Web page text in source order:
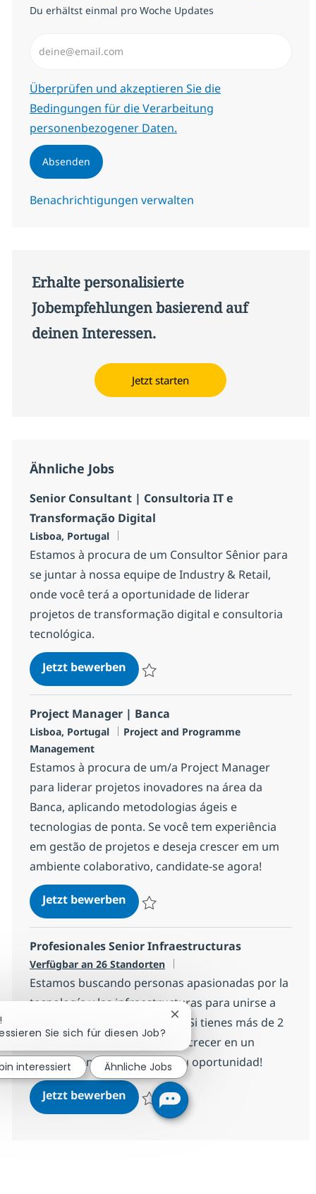
Du erhältst einmal pro Woche Updates
Erforderlich
Überprüfen und akzeptieren Sie die
Bedingungen für die Verarbeitung
personenbezogener Daten.
Absenden
Benachrichtigungen verwalten
Erhalte personalisierte
Jobempfehlungen basierend auf
deinen Interessen.
Jetzt starten
Ähnliche Jobs
Senior Consultant | Consultoria IT e
Transformação Digital
Standort
Lisboa, Portugal
Estamos à procura de um Consultor Sênior para
se juntar à nossa equipe de Industry & Retail,
onde você terá a oportunidade de liderar
projetos de transformação digital e consultoria
tecnológica.
Jetzt bewerbenSenior Consultant | Consultoria
Project Manager | Banca
Standort
Lisboa, Portugal Kategorie
Project and Programme
Management
Estamos à procura de um/a Project Manager
para liderar projetos inovadores na área da
Banca, aplicando metodologias ágeis e
tecnologias de ponta. Se você tem experiência
em gestão de projetos e deseja crescer em um
ambiente colaborativo, candidate-se agora!
Jetzt bewerbenProject Manager | Banca
Profesionales Senior Infraestructuras
Verfügbar an 26 Standorten
Estamos buscando personas apasionadas por la
tecnología y las infraestructuras para unirse a
nuestro equipo en NTT DATA. Si tienes más de 2
años de experiencia y deseas crecer en un
entorno innovador, ¡esta es tu oportunidad!
Jetzt bewerbenProfesionales Senior
Speichern Profesionales Senior
Sie sich für diesen Job?
Chatbot-Benachrichtigung
interessiert Ähnliche Jobs